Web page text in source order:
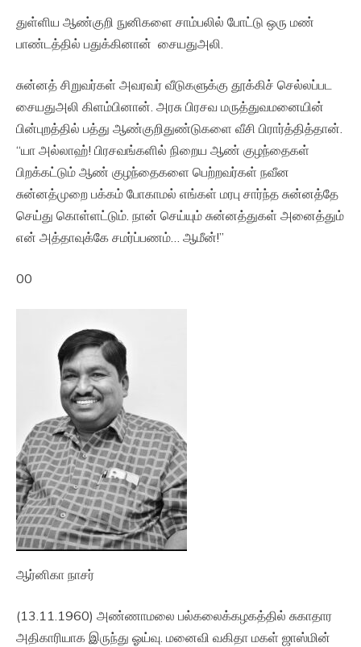
துள்ளிய ஆண்குறி நுனிகளை சாம்பலில் போட்டு ஒரு மண்
பாண்டத்தில் பதுக்கினான் சையதுஅலி.
சுன்னத் சிறுவர்கள் அவரவர் வீடுகளுக்கு தூக்கிச் செல்லப்பட
சையதுஅலி கிளம்பினான். அரசு பிரசவ மருத்துவமனையின்
பின்புறத்தில் பத்து ஆண்குறிதுண்டுகளை வீசி பிரார்த்தித்தான்.
“யா அல்லாஹ்! பிரசவங்களில் நிறைய ஆண் குழந்தைகள்
பிறக்கட்டும் ஆண் குழந்தைகளை பெற்றவர்கள் நவீன
சுன்னத்முறை பக்கம் போகாமல் எங்கள் மரபு சார்ந்த சுன்னத்தே
செய்து கொள்ளட்டும். நான் செய்யும் சுன்னத்துகள் அனைத்தும்
என் அத்தாவுக்கே சமர்ப்பணம்… ஆமீன்!”
00
ஆர்னிகா நாசர்
(13.11.1960) அண்ணாமலை பல்கலைக்கழகத்தில் சுகாதார
அதிகாரியாக இருந்து ஓய்வு. மனைவி வகிதா மகள் ஜாஸ்மின்